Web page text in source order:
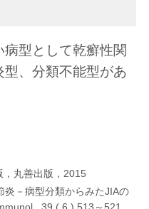
型として乾癬性関
、分類不能型があ
丸善出版，2015
炎－病型分類からみたJIAの